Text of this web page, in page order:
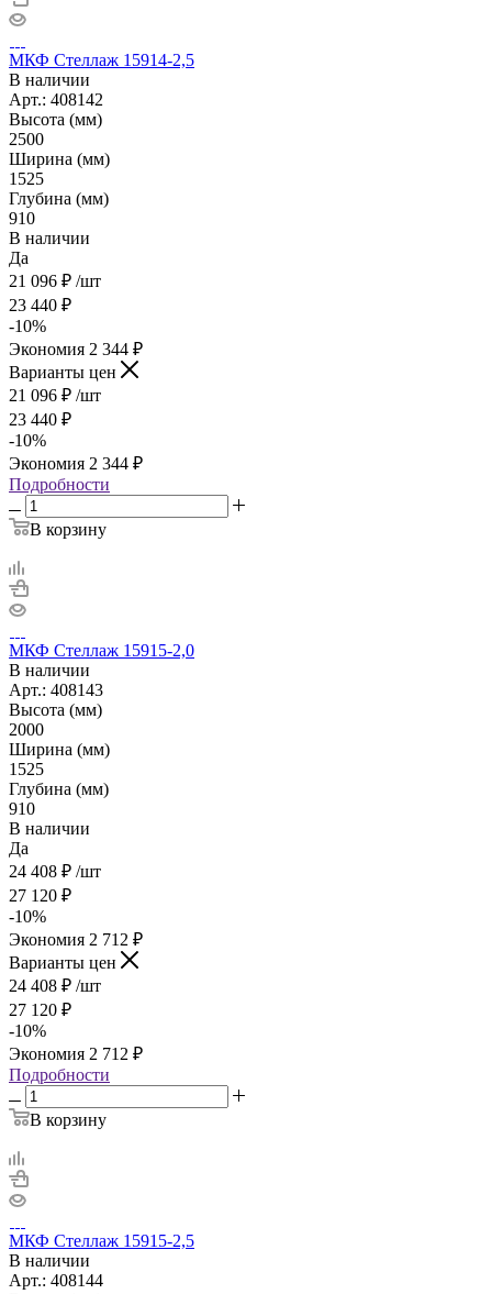
МКФ Стеллаж 15914-2,5
В наличии
Арт.: 408142
Высота (мм)
2500
Ширина (мм)
1525
Глубина (мм)
910
В наличии
Да
21 096 ₽ /шт
23 440 ₽
-10%
Экономия 2 344 ₽
Варианты цен
21 096 ₽ /шт
23 440 ₽
-10%
Экономия 2 344 ₽
Подробности
В корзину
МКФ Стеллаж 15915-2,0
В наличии
Арт.: 408143
Высота (мм)
2000
Ширина (мм)
1525
Глубина (мм)
910
В наличии
Да
24 408 ₽ /шт
27 120 ₽
-10%
Экономия 2 712 ₽
Варианты цен
24 408 ₽ /шт
27 120 ₽
-10%
Экономия 2 712 ₽
Подробности
В корзину
МКФ Стеллаж 15915-2,5
В наличии
Арт.: 408144